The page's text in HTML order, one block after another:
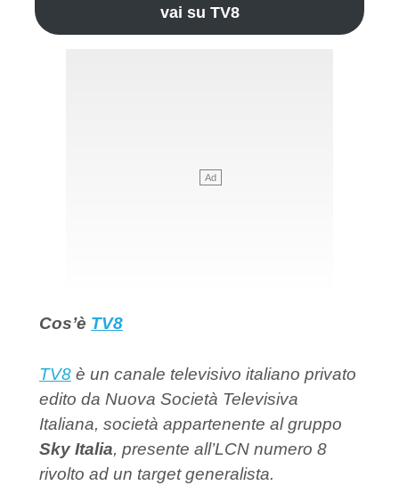
vai su TV8
Cos’è TV8
TV8 è un canale televisivo italiano privato
edito da Nuova Società Televisiva
Italiana, società appartenente al gruppo
Sky Italia, presente all’LCN numero 8
rivolto ad un target generalista.